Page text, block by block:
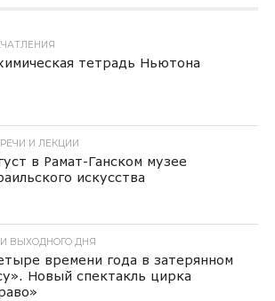
тетрадь Ньютона
И ЛЕКЦИИ
в Рамат-Ганском музее
искусства
ВЫХОДНОГО ДНЯ
времени года в затерянном
Новый спектакль цирка